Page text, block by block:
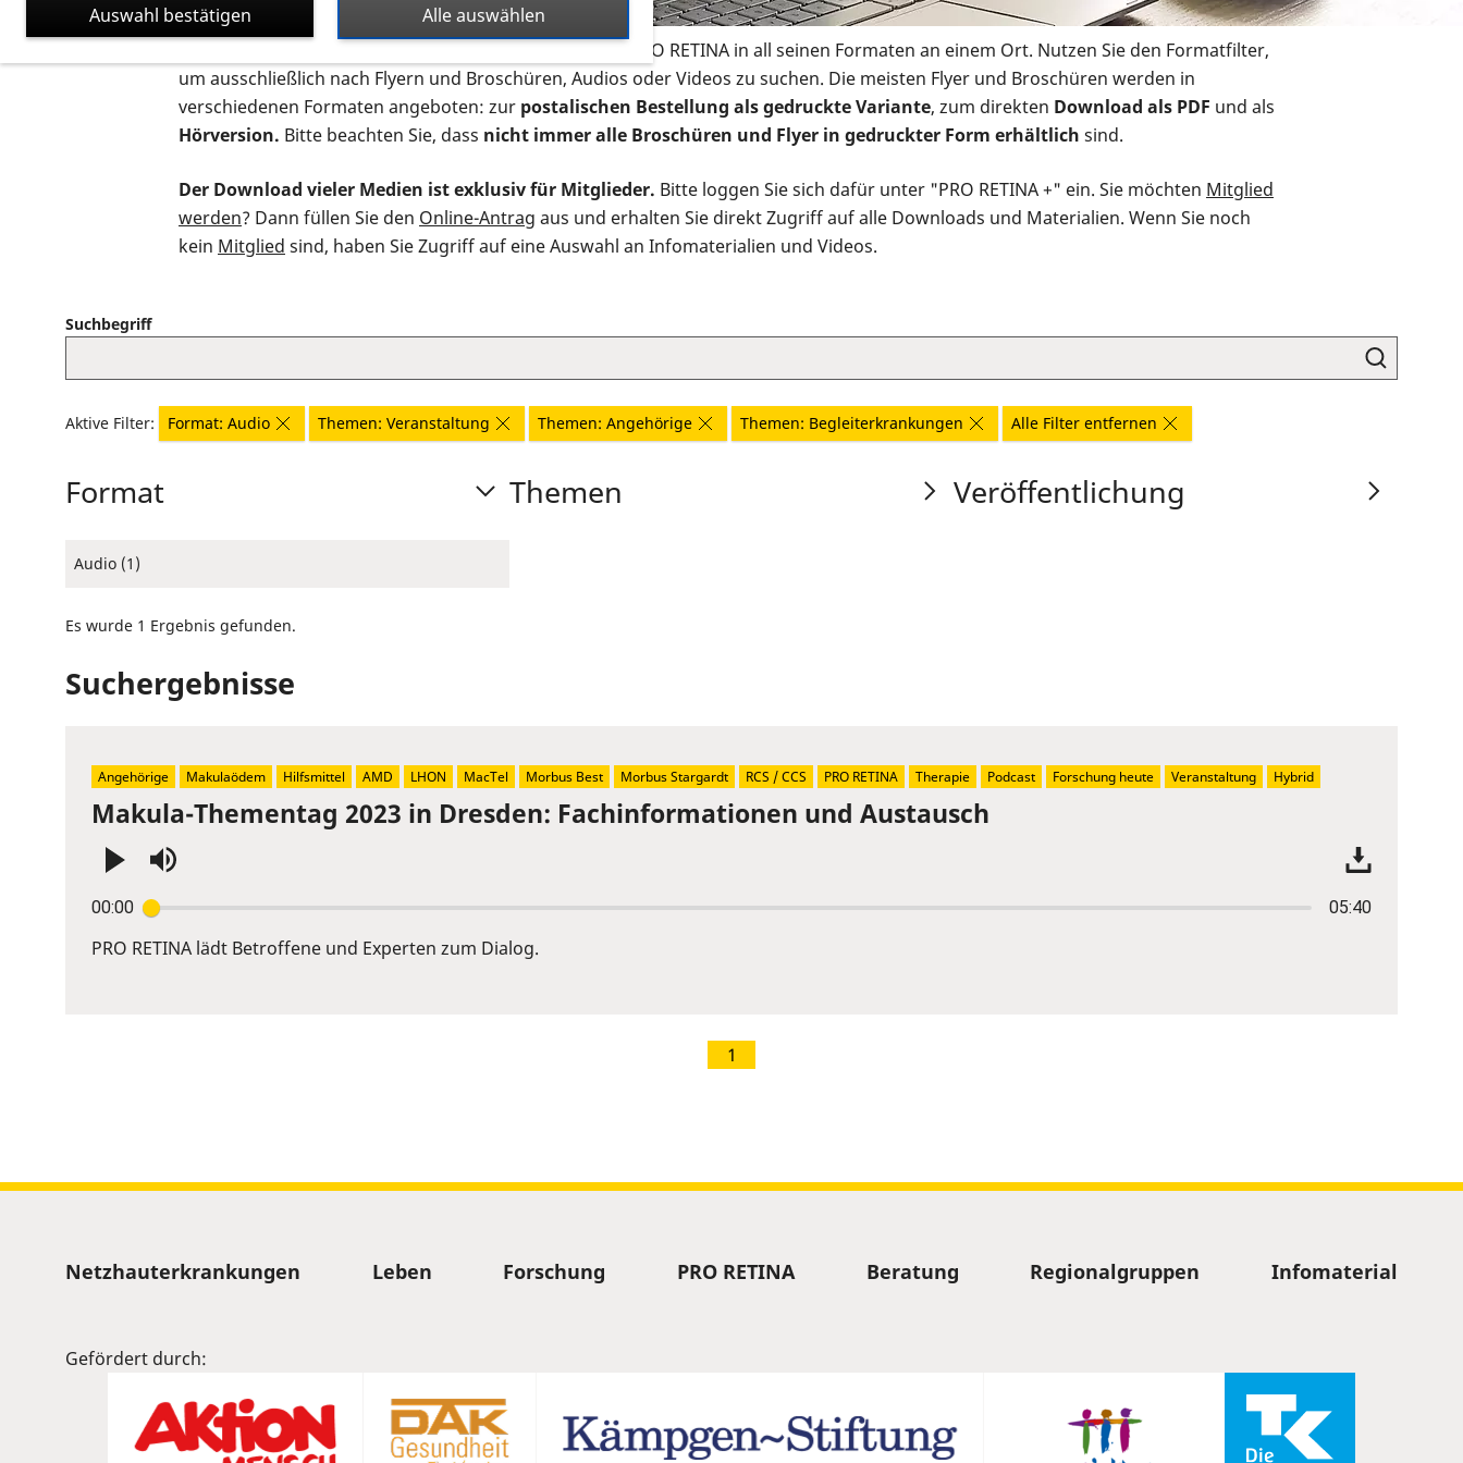
Auf dieser Seite finden Sie sämtliches Infomaterial der PRO RETINA in all seinen Formaten an einem Ort. Nutzen Sie den Formatfilter,
um ausschließlich nach Flyern und Broschüren, Audios oder Videos zu suchen. Die meisten Flyer und Broschüren werden in
verschiedenen Formaten angeboten: zur postalischen Bestellung als gedruckte Variante, zum direkten Download als PDF und als
Hörversion. Bitte beachten Sie, dass nicht immer alle Broschüren und Flyer in gedruckter Form erhältlich sind.
Der Download vieler Medien ist exklusiv für Mitglieder. Bitte loggen Sie sich dafür unter "PRO RETINA +" ein. Sie möchten Mitglied
werden? Dann füllen Sie den Online-Antrag aus und erhalten Sie direkt Zugriff auf alle Downloads und Materialien. Wenn Sie noch
kein Mitglied sind, haben Sie Zugriff auf eine Auswahl an Infomaterialien und Videos.
Suchbegriff
Aktive Filter: Format: Audio Themen: Veranstaltung Themen: Angehörige Themen: Begleiterkrankungen Alle Filter entfernen
Format
Audio (1)
Themen Veröffentlichung
Es wurde 1 Ergebnis gefunden.
Suchergebnisse
Makula-Thementag 2023 in Dresden: Fachinformationen und Austausch
00:00 05:40
Enter
or
PRO RETINA lädt Betroffene und Experten zum Dialog.
Angehörige Makulaödem Hilfsmittel AMD LHON MacTel Morbus Best Morbus Stargardt RCS / CCS PRO RETINA Therapie Podcast Forschung heute Veranstaltung Hybrid
1
Sitemap
Netzhauterkrankungen Leben Forschung PRO RETINA Beratung Regionalgruppen Infomaterial
Gefördert durch:
Alle auswählen
Auswahl bestätigen